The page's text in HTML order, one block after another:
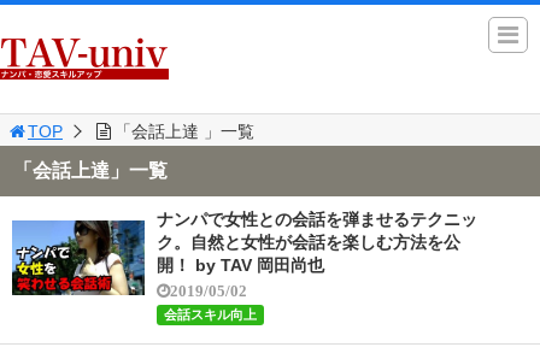
TOP 「会話上達 」一覧
「会話上達」一覧
ナンパで女性との会話を弾ませるテクニッ
ク。自然と女性が会話を楽しむ方法を公
開！ by TAV 岡田尚也
2019/05/02
会話スキル向上